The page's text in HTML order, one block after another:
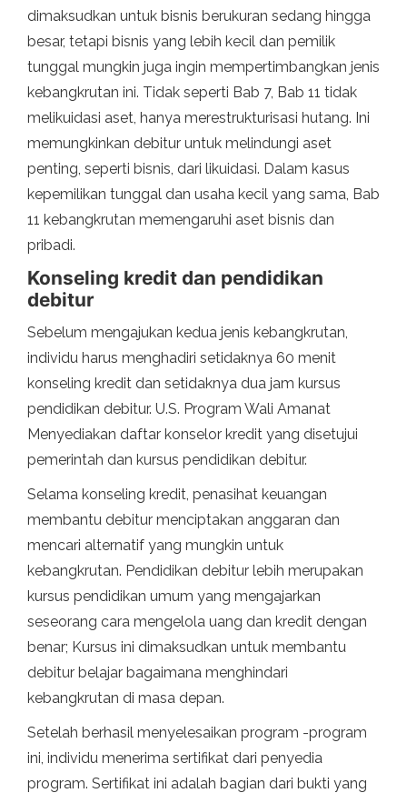
dimaksudkan untuk bisnis berukuran sedang hingga
besar, tetapi bisnis yang lebih kecil dan pemilik
tunggal mungkin juga ingin mempertimbangkan jenis
kebangkrutan ini. Tidak seperti Bab 7, Bab 11 tidak
melikuidasi aset, hanya merestrukturisasi hutang. Ini
memungkinkan debitur untuk melindungi aset
penting, seperti bisnis, dari likuidasi. Dalam kasus
kepemilikan tunggal dan usaha kecil yang sama, Bab
11 kebangkrutan memengaruhi aset bisnis dan
pribadi.
Konseling kredit dan pendidikan
debitur
Sebelum mengajukan kedua jenis kebangkrutan,
individu harus menghadiri setidaknya 60 menit
konseling kredit dan setidaknya dua jam kursus
pendidikan debitur. U.S. Program Wali Amanat
Menyediakan daftar konselor kredit yang disetujui
pemerintah dan kursus pendidikan debitur.
Selama konseling kredit, penasihat keuangan
membantu debitur menciptakan anggaran dan
mencari alternatif yang mungkin untuk
kebangkrutan. Pendidikan debitur lebih merupakan
kursus pendidikan umum yang mengajarkan
seseorang cara mengelola uang dan kredit dengan
benar; Kursus ini dimaksudkan untuk membantu
debitur belajar bagaimana menghindari
kebangkrutan di masa depan.
Setelah berhasil menyelesaikan program -program
ini, individu menerima sertifikat dari penyedia
program. Sertifikat ini adalah bagian dari bukti yang